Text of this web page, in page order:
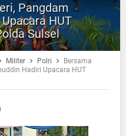
Pangdam
HUT
Sulsel
Militer Polri
Bersama
Hadiri Upacara HUT